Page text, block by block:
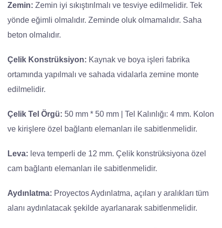
Zemin: Zemin iyi sıkıştırılmalı ve tesviye edilmelidir. Tek
yönde eğimli olmalıdır. Zeminde oluk olmamalıdır. Saha
beton olmalıdır.
Çelik Konstrüksiyon: Kaynak ve boya işleri fabrika
ortamında yapılmalı ve sahada vidalarla zemine monte
edilmelidir.
Çelik Tel Örgü: 50 mm * 50 mm | Tel Kalınlığı: 4 mm. Kolon
ve kirişlere özel bağlantı elemanları ile sabitlenmelidir.
Leva: leva temperli de 12 mm. Çelik konstrüksiyona özel
cam bağlantı elemanları ile sabitlenmelidir.
Aydınlatma: Proyectos Aydınlatma, açıları y aralıkları tüm
alanı aydınlatacak şekilde ayarlanarak sabitlenmelidir.